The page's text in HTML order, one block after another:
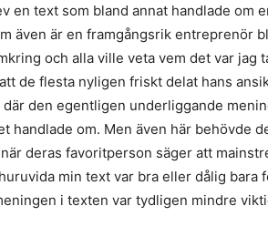
en text som bland annat handlade om
även är en framgångsrik entreprenör
och alla ville veta vem det var jag
de flesta nyligen friskt delat hans
den egentligen underliggande
handlade om. Men även här behövde
deras favoritperson säger att
min text var bra eller dålig bara
i texten var tydligen mindre